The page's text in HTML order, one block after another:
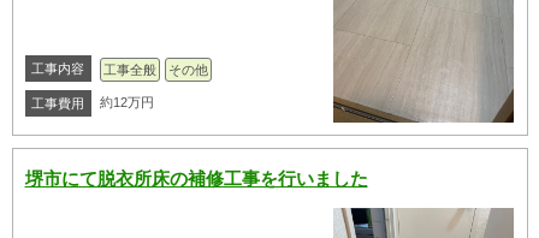
工事内容 工事全般 その他
工事費用 約12万円
堺市にて脱衣所床の補修工事を行いました